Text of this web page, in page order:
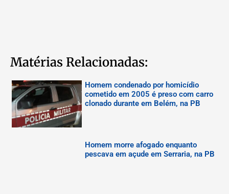
Matérias Relacionadas:
Homem condenado por homicídio
cometido em 2005 é preso com carro
clonado durante em Belém, na PB
Homem morre afogado enquanto
pescava em açude em Serraria, na PB